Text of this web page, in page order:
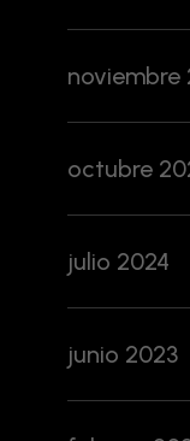
noviembre
octubre
julio 2024
junio 2023